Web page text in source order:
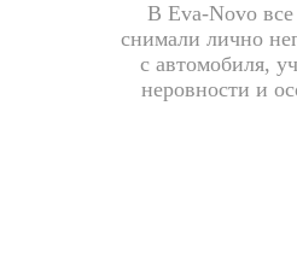
В Eva-Novo
снимали лично
с автомобиля,
неровности и